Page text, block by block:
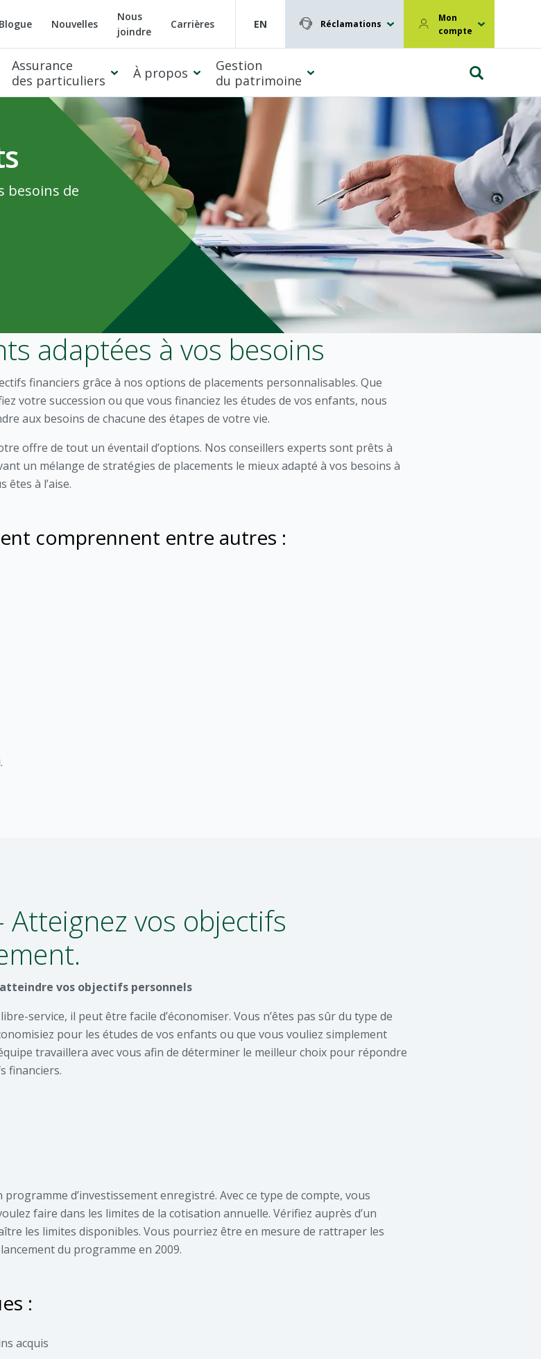
Blogue Nouvelles
Nous
joindre
Carrières EN Réclamations
Mon
compte
Assurance
des particuliers
À propos
Gestion
du patrimoine
besoins de
adaptées à vos besoins
financiers grâce à nos options de placements personnalisables. Que
votre succession ou que vous financiez les études de vos enfants, nous
aux besoins de chacune des étapes de votre vie.
offre de tout un éventail d’options. Nos conseillers experts sont prêts à
un mélange de stratégies de placements le mieux adapté à vos besoins à
êtes à l’aise.
comprennent entre autres :
Atteignez vos objectifs
vos objectifs personnels
service, il peut être facile d’économiser. Vous n’êtes pas sûr du type de
pour les études de vos enfants ou que vous vouliez simplement
travaillera avec vous afin de déterminer le meilleur choix pour répondre
financiers.
programme d’investissement enregistré. Avec ce type de compte, vous
faire dans les limites de la cotisation annuelle. Vérifiez auprès d’un
les limites disponibles. Vous pourriez être en mesure de rattraper les
du programme en 2009.
:
acquis